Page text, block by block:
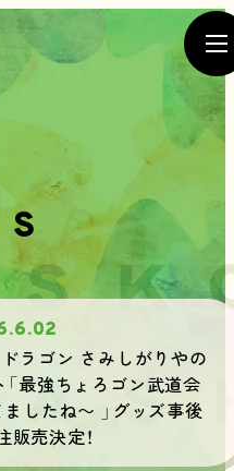
ラゴン さみしがりやの
最強ちょろゴン武道会
したね〜 」グッズ事後
販売決定！